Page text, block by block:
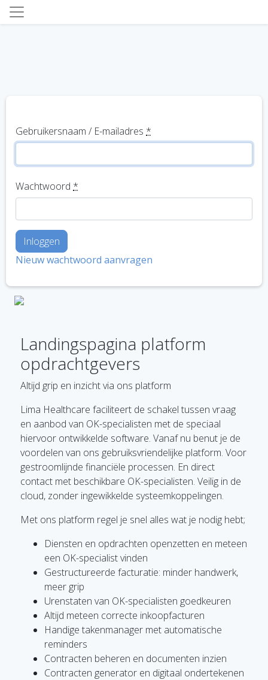
Gebruikersnaam / E-mailadres *
Wachtwoord *
Nieuw wachtwoord aanvragen
Landingspagina platform
opdrachtgevers
Altijd grip en inzicht via ons platform
Lima Healthcare faciliteert de schakel tussen vraag
en aanbod van OK-specialisten met de speciaal
hiervoor ontwikkelde software. Vanaf nu benut je de
voordelen van ons gebruiksvriendelijke platform. Voor
gestroomlijnde financiële processen. En direct
contact met beschikbare OK-specialisten. Veilig in de
cloud, zonder ingewikkelde systeemkoppelingen.
Met ons platform regel je snel alles wat je nodig hebt;
Diensten en opdrachten openzetten en meteen
een OK-specialist vinden
Gestructureerde facturatie: minder handwerk,
meer grip
Urenstaten van OK-specialisten goedkeuren
Altijd meteen correcte inkoopfacturen
Handige takenmanager met automatische
reminders
Contracten beheren en documenten inzien
Contracten generator en digitaal ondertekenen